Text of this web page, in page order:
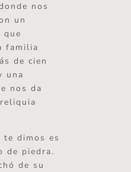
nos
un
que
familia
de cien
una
nos da
te dimos es
de piedra.
de su